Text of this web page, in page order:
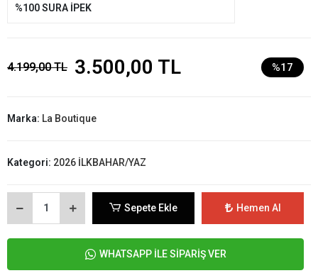
%100 SURA İPEK
4.199,00 TL 3.500,00 TL %17
Marka: La Boutique
Kategori: 2026 İLKBAHAR/YAZ
Sepete Ekle Hemen Al
WHATSAPP İLE SİPARİŞ VER